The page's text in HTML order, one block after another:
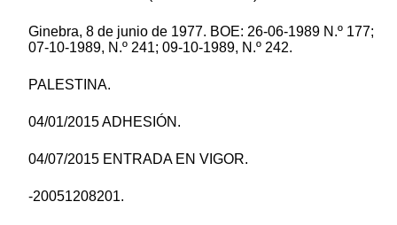
Ginebra, 8 de junio de 1977. BOE: 26-06-1989 N.º 177;
07-10-1989, N.º 241; 09-10-1989, N.º 242.
PALESTINA.
04/01/2015 ADHESIÓN.
04/07/2015 ENTRADA EN VIGOR.
-20051208201.